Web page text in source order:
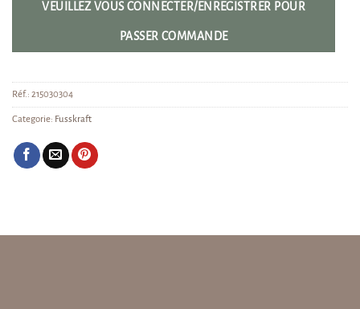
VEUILLEZ VOUS CONNECTER/ENREGISTRER POUR
PASSER COMMANDE
Réf.: 215030304
Categorie: Fusskraft